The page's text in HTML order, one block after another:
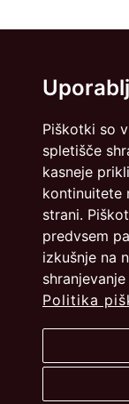
Piškotki so
spletišče
kasneje
kontinuitete
strani.
predvsem
izkušnje na
Politika